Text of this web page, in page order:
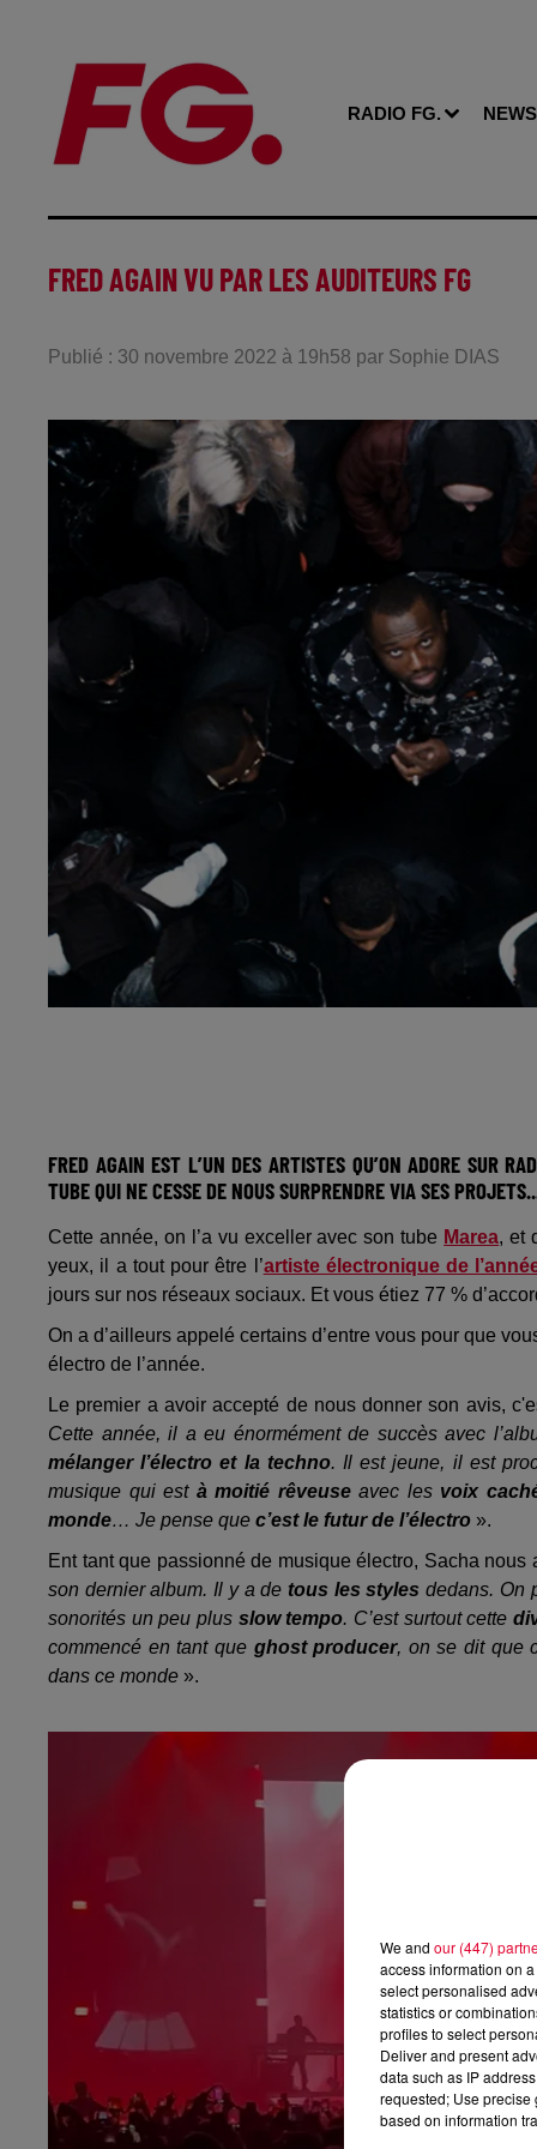
RADIO FG. NEWS
FRED AGAIN VU PAR LES AUDITEURS FG
Publié : 30 novembre 2022 à 19h58 par Sophie DIAS
FRED AGAIN EST L’UN DES ARTISTES QU’ON ADORE SUR
TUBE QUI NE CESSE DE NOUS SURPRENDRE VIA SES
Cette année, on l’a vu exceller avec son tube Marea, et
yeux, il a tout pour être l’artiste électronique de
jours sur nos réseaux sociaux. Et vous étiez 77 %
On a d’ailleurs appelé certains d’entre vous pour que
électro de l’année.
Le premier a avoir accepté de nous donner son avis,
Cette année, il a eu énormément de succès avec
mélanger l’électro et la techno. Il est jeune, il est
musique qui est à moitié rêveuseavec les voix
monde… Je pense que c’est le futur de l’électro ».
Ent tant que passionné de musique électro, Sacha
son dernier album. Il y a de tous les styles dedans. On
sonorités un peu plusslow tempo. C’est surtout cette
commencé en tant que ghost producer, on se dit que
dans ce monde ».
We and our (447)
access information on
select personalised
statistics or
profiles to select
Deliver and present
data such as IP
requested; Use precise
based on information